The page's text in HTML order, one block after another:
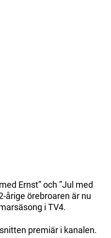
Ernst” och ”Jul med
årige örebroaren är nu
i TV4.
premiär i kanalen.